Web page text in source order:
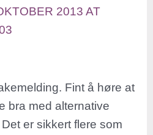
2013 AT
Fint å høre at
bra med alternative
er sikkert flere som